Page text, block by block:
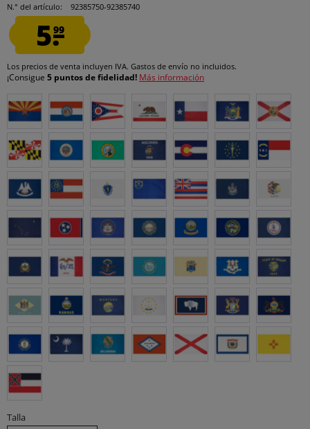
N.° del artículo:
92385750-92385740
5.99
Los precios de venta incluyen IVA. Gastos de envío no incluidos.
¡Consigue 5 puntos de fidelidad! Más información
Talla